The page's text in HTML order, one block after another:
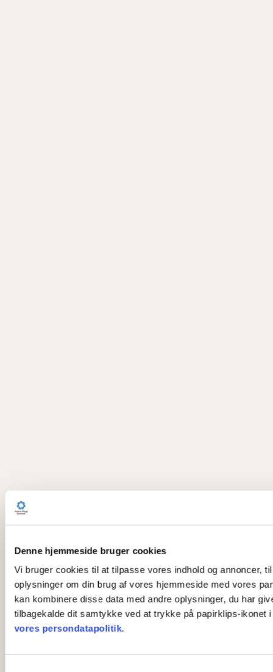
Denne hjemmeside bruger cookies
Vi bruger cookies til at tilpasse vores indhold og annoncer,
oplysninger om din brug af vores hjemmeside med vores
kan kombinere disse data med andre oplysninger, du har
tilbagekalde dit samtykke ved at trykke på papirklips-ikonet
vores persondatapolitik.